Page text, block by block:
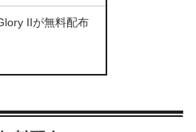
IIが無料配布